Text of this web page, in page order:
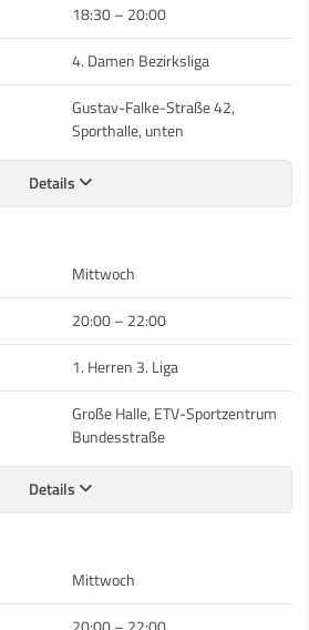
18:30– 20:00
4. Damen Bezirksliga
Gustav-Falke-Straße 42,
Sporthalle, unten
Details
Mittwoch
20:00– 22:00
1. Herren 3. Liga
Große Halle, ETV-Sportzentrum
Bundesstraße
Details
Mittwoch